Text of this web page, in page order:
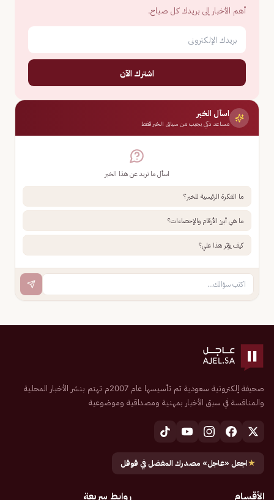
أهم الأخبار إلى بريدك كل صباح.
اشترك الآن
اسأل الخبر
مساعد ذكي يجيب من سياق الخبر فقط
اسأل ما تريد عن هذا الخبر
ما الفكرة الرئيسية للخبر؟
ما هي أبرز الأرقام والإحصاءات؟
كيف يؤثر هذا علي؟
صحيفة إلكترونية سعودية تم تأسيسها عام 2007م تهتم بنشر الأخبار المحلية
والمنافسة في سبق الأخبار بمهنية ومصداقية وموضوعية
★اجعل «عاجل» مصدرك المفضل في قوقل
الأقسام روابط سريعة